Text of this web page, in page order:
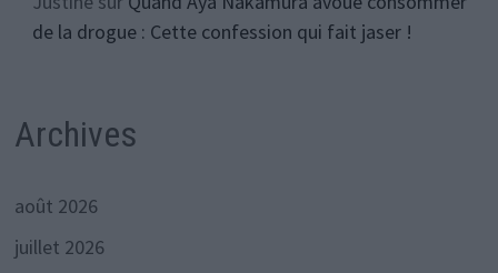
de la drogue : Cette confession qui fait jaser !
Archives
août 2026
juillet 2026